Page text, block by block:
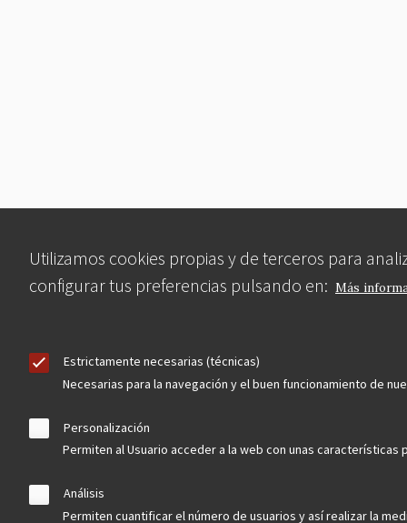
Utilizamos cookies propias y de terceros para
configurar tus preferencias pulsando en: Más
Estrictamente necesarias (técnicas)
Necesarias para la navegación y el buen funcionamiento de
Personalización
Permiten al Usuario acceder a la web con unas
Análisis
Permiten cuantificar el número de usuarios y así realizar la